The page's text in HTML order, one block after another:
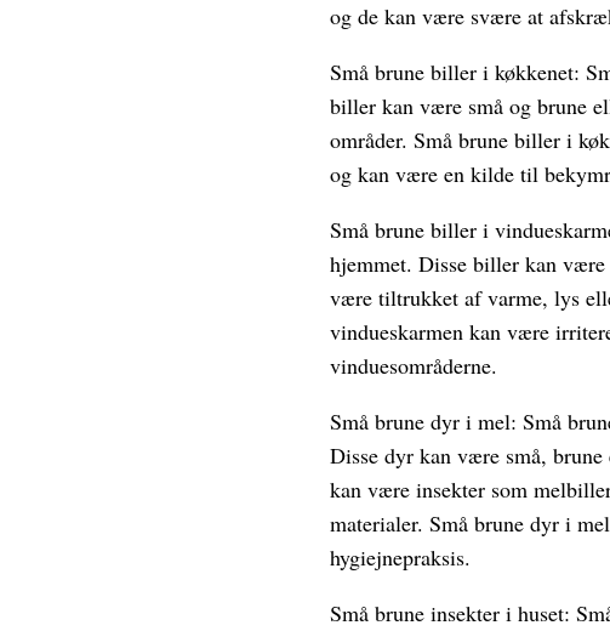
og de kan være svære at
Små brune biller i køkkenet:
biller kan være små og brune
områder. Små brune biller i
og kan være en kilde til
Små brune biller i
hjemmet. Disse biller kan
være tiltrukket af varme, lys
vindueskarmen kan være
vinduesområderne.
Små brune dyr i mel: Små
Disse dyr kan være små,
kan være insekter som
materialer. Små brune dyr i
hygiejnepraksis.
Små brune insekter i huset: